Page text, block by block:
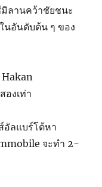
มิลานคว้าชัยชนะ
นอันดับต้น ๆ ของ
Hakan
องเท่า
อัลแบร์โต้หา
จะทำ 2-